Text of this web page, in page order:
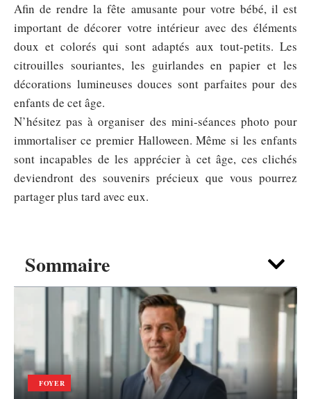
Sommaire
FOYER
Afin de rendre la fête amusante pour votre bébé, il est
important de décorer votre intérieur avec des éléments
doux et colorés qui sont adaptés aux tout-petits. Les
citrouilles souriantes, les guirlandes en papier et les
décorations lumineuses douces sont parfaites pour des
enfants de cet âge.
N’hésitez pas à organiser des mini-séances photo pour
immortaliser ce premier Halloween. Même si les enfants
sont incapables de les apprécier à cet âge, ces clichés
deviendront des souvenirs précieux que vous pourrez
partager plus tard avec eux.